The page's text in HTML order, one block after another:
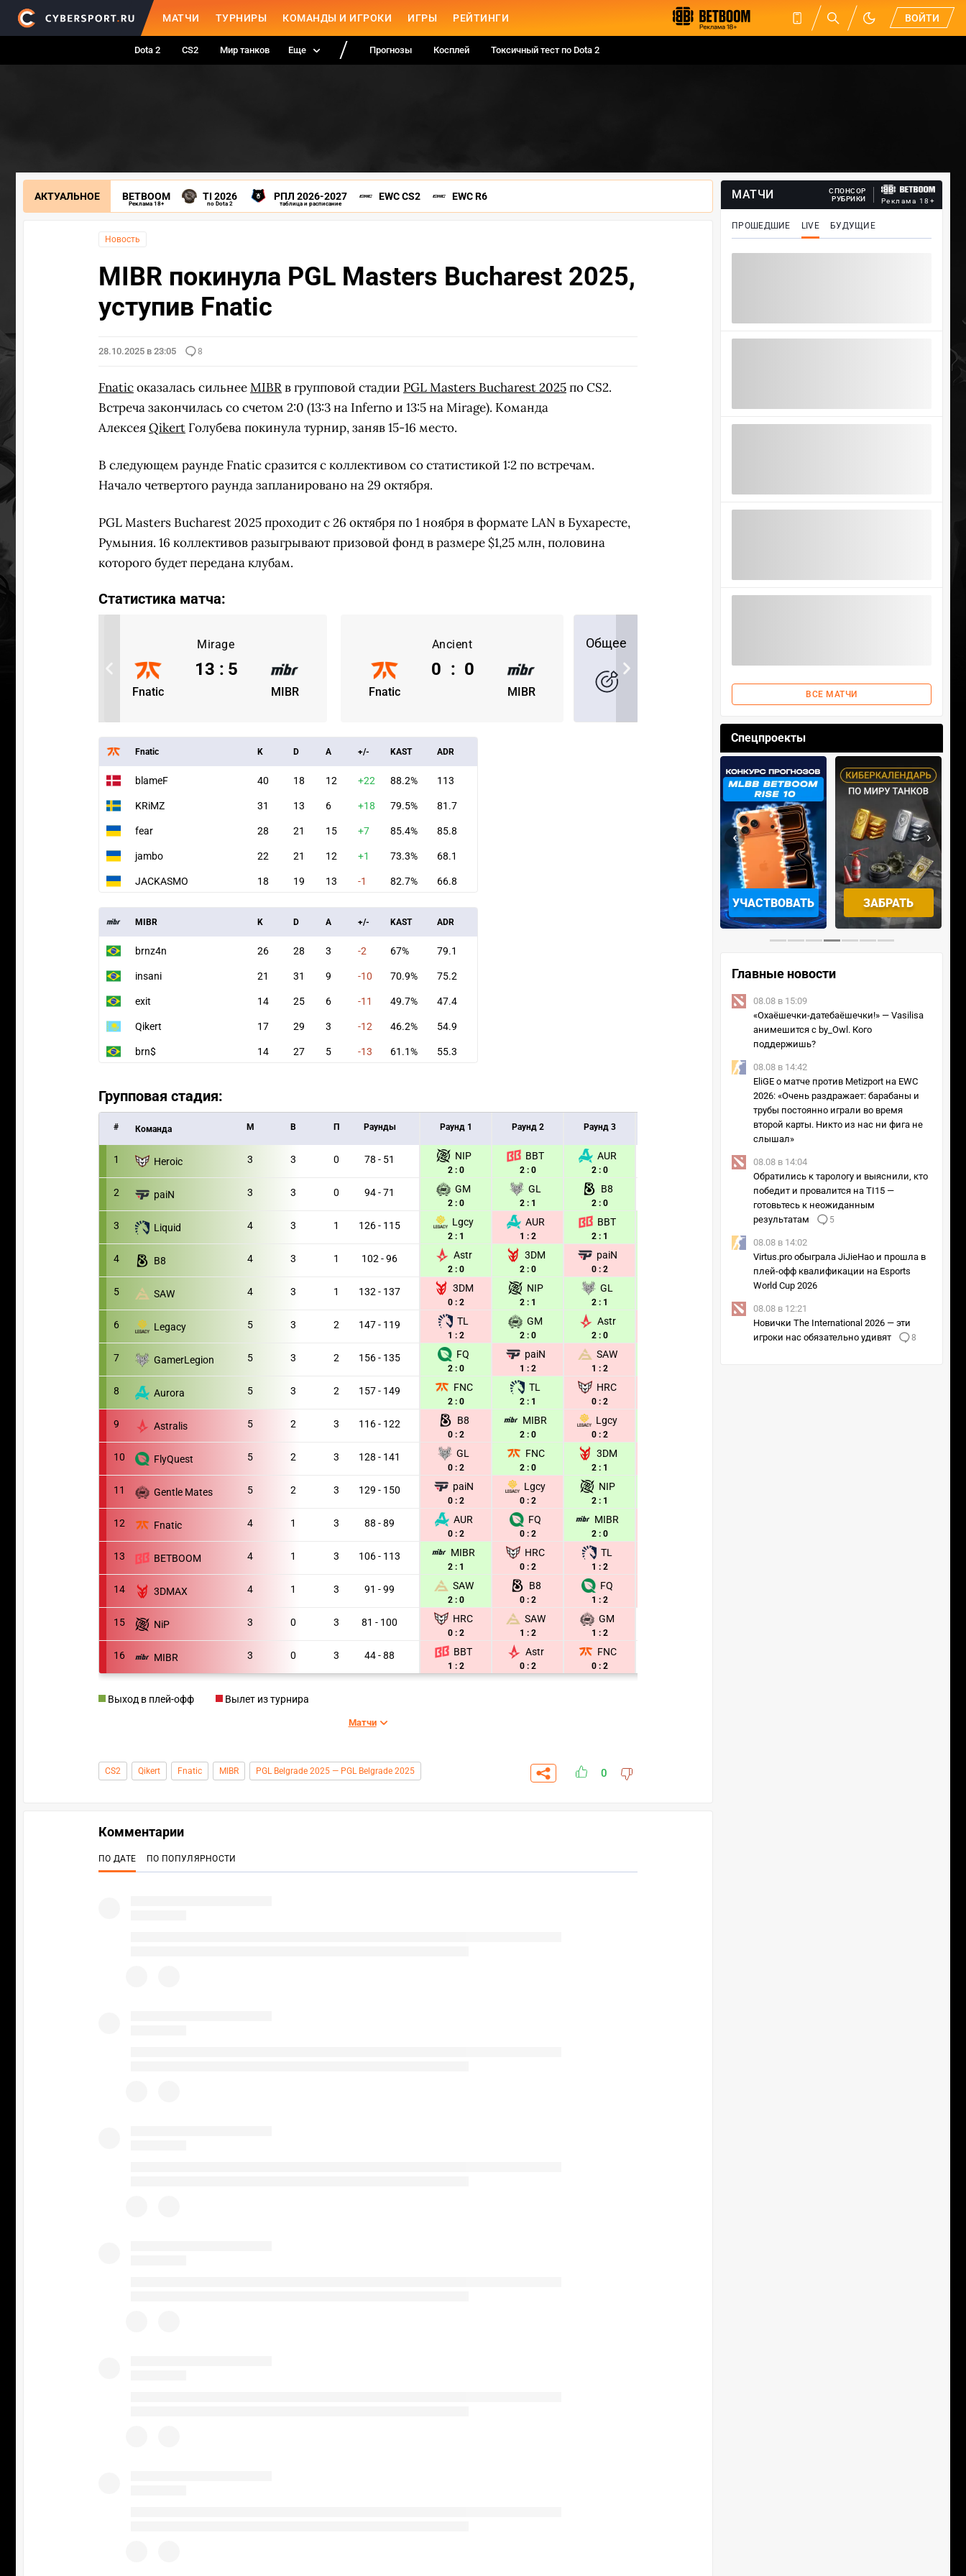
МАТЧИ ТУРНИРЫ КОМАНДЫ И ИГРОКИ ИГРЫ РЕЙТИНГИ ВОЙТИ
Dota 2 CS2 Мир танков Еще Прогнозы Косплей Токсичный тест по Dota 2
АКТУАЛЬНОЕ BETBOOM
Реклама 18+
TI 2026
по Dota 2
РПЛ 2026-2027
таблица и расписание
EWC CS2 EWC R6
Новость
MIBR покинула PGL Masters Bucharest 2025,
уступив Fnatic
28.10.2025 в 23:05 8
Fnaticоказалась сильнееMIBRв групповой стадии PGL Masters Bucharest 2025по CS2.
Встреча закончилась со счетом 2:0 (13:3 на Inferno и 13:5 на Mirage). Команда
АлексеяQikert Голубева покинула турнир, заняв 15-16 место.
В следующем раунде Fnatic сразится с коллективом со статистикой 1:2 по встречам.
Начало четвертого раунда запланировано на 29 октября.
PGL Masters Bucharest 2025 проходит с 26 октября по 1 ноября в формате LAN в Бухаресте,
Румыния. 16 коллективов разыгрывают призовой фонд в размере $1,25 млн, половина
которого будет передана клубам.
Статистика матча:
Mirage
Fnatic MIBR
13 : 5
Ancient
Fnatic MIBR
0 : 0
Общее
Fnatic K D A +/- KAST ADR
blameF 40 18 12 +22 88.2% 113
KRiMZ 31 13 6 +18 79.5% 81.7
fear 28 21 15 +7 85.4% 85.8
jambo 22 21 12 +1 73.3% 68.1
JACKASMO 18 19 13 -1 82.7% 66.8
MIBR K D A +/- KAST ADR
brnz4n 26 28 3 -2 67% 79.1
insani 21 31 9 -10 70.9% 75.2
exit 14 25 6 -11 49.7% 47.4
Qikert 17 29 3 -12 46.2% 54.9
brn$ 14 27 5 -13 61.1% 55.3
Групповая стадия:
# Команда M В П Раунды Раунд 1 Раунд 2 Раунд 3 Раунд 5
1 Heroic 3 3 0 78 - 51 NIP
2 : 0
BBT
2 : 0
AUR
2 : 0
2 paiN 3 3 0 94 - 71 GM
2 : 0
GL
2 : 1
B8
2 : 0
3 Liquid 4 3 1 126 - 115 Lgcy
2 : 1
AUR
1 : 2
BBT
2 : 1
4 B8 4 3 1 102 - 96 Astr
2 : 0
3DM
2 : 0
paiN
0 : 2
5 SAW 4 3 1 132 - 137 3DM
0 : 2
NIP
2 : 1
GL
2 : 1
6 Legacy 5 3 2 147 - 119 TL
1 : 2
GM
2 : 0
Astr
2 : 0
FQ
7 GamerLegion 5 3 2 156 - 135 FQ
2 : 0
paiN
1 : 2
SAW
1 : 2
8 Aurora 5 3 2 157 - 149 FNC
2 : 0
TL
2 : 1
HRC
0 : 2
9 Astralis 5 2 3 116 - 122 B8
0 : 2
MIBR
2 : 0
Lgcy
0 : 2
10 FlyQuest 5 2 3 128 - 141 GL
0 : 2
FNC
2 : 0
3DM
2 : 1
11 Gentle Mates 5 2 3 129 - 150 paiN
0 : 2
Lgcy
0 : 2
NIP
2 : 1
12 Fnatic 4 1 3 88 - 89 AUR
0 : 2
FQ
0 : 2
MIBR
2 : 0
13 BETBOOM 4 1 3 106 - 113 MIBR
2 : 1
HRC
0 : 2
TL
1 : 2
14 3DMAX 4 1 3 91 - 99 SAW
2 : 0
B8
0 : 2
FQ
1 : 2
15 NiP 3 0 3 81 - 100 HRC
0 : 2
SAW
1 : 2
GM
1 : 2
16 MIBR 3 0 3 44 - 88 BBT
1 : 2
Astr
0 : 2
FNC
0 : 2
Выход в плей-офф Вылет из турнира
Матчи
CS2 Qikert Fnatic MIBR PGL Belgrade 2025 — PGL Belgrade 2025 0
МАТЧИ
СПОНСОР
РУБРИКИ
Реклама 18+
ПРОШЕДШИЕ LIVE БУДУЩИЕ
ВСЕ МАТЧИ
Спецпроекты
ANDROID
IOS
ЗАБРАТЬ ПЕРЕЙТИ
‹ ›
Главные новости
08.08 в 15:09
«Охаёшечки-датебаёшечки!» — Vasilisa
анимешится с by_Owl. Кого
поддержишь?
08.08 в 14:42
EliGE о матче против Metizport на EWC
2026: «Очень раздражает: барабаны и
трубы постоянно играли во время
второй карты. Никто из нас ни фига не
слышал»
08.08 в 14:04
Обратились к тарологу и выяснили, кто
победит и провалится на TI15 —
готовьтесь к неожиданным
результатам
5
08.08 в 14:02
Virtus.pro обыграла JiJieHao и прошла в
плей-офф квалификации на Esports
World Cup 2026
08.08 в 12:21
Новички The International 2026 — эти
игроки нас обязательно удивят
8
Комментарии
ПО ДАТЕ ПО ПОПУЛЯРНОСТИ